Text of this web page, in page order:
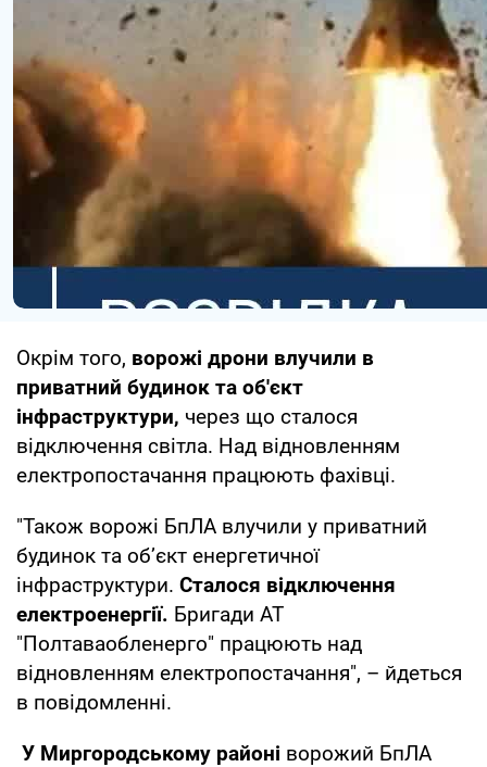
Окрім того, ворожі дрони влучили в
приватний будинок та об'єкт
інфраструктури, через що сталося
відключення світла. Над відновленням
електропостачання працюють фахівці.
"Також ворожі БпЛА влучили у приватний
будинок та обʼєкт енергетичної
інфраструктури. Сталося відключення
електроенергії. Бригади АТ
"Полтаваобленерго" працюють над
відновленням електропостачання", – йдеться
в повідомленні.
У Миргородському районі ворожий БпЛА